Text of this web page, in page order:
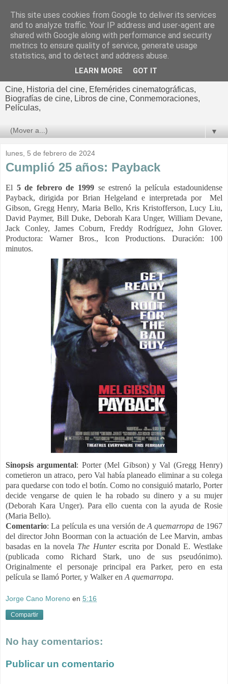
El cultural
cinematográfico de Jorge
Cine, Historia del cine, Efemérides cinematográficas,
Biografías de cine, Libros de cine, Conmemoraciones,
Películas,
▼
lunes, 5 de febrero de 2024
Cumplió 25 años: Payback
El 5 de febrero de 1999 se estrenó la película estadounidense
Payback, dirigida por Brian Helgeland e interpretada por Mel
Gibson, Gregg Henry, Maria Bello, Kris Kristofferson, Lucy Liu,
David Paymer, Bill Duke, Deborah Kara Unger, William Devane,
Jack Conley, James Coburn, Freddy Rodríguez, John Glover.
Productora: Warner Bros., Icon Productions. Duración: 100
minutos.
Sinopsis argumental: Porter (Mel Gibson) y Val (Gregg Henry)
cometieron un atraco, pero Val había planeado eliminar a su colega
para quedarse con todo el botín. Como no consiguió matarlo, Porter
decide vengarse de quien le ha robado su dinero y a su mujer
(Deborah Kara Unger). Para ello cuenta con la ayuda de Rosie
(Maria Bello).
Comentario: La película es una versión deA quemarropa de 1967
del director John Boorman con la actuación de Lee Marvin, ambas
basadas en la novela The Hunterescrita por Donald E. Westlake
(publicada como Richard Stark, uno de sus pseudónimo).
Originalmente el personaje principal era Parker, pero en esta
película se llamó Porter, y Walker en A quemarropa.
Jorge Cano Moreno en 5:16
Compartir
No hay comentarios:
Publicar un comentario
This site uses cookies from Google to deliver its services
and to analyze traffic. Your IP address and user-agent are
shared with Google along with performance and security
metrics to ensure quality of service, generate usage
statistics, and to detect and address abuse.
LEARN MORE GOT IT